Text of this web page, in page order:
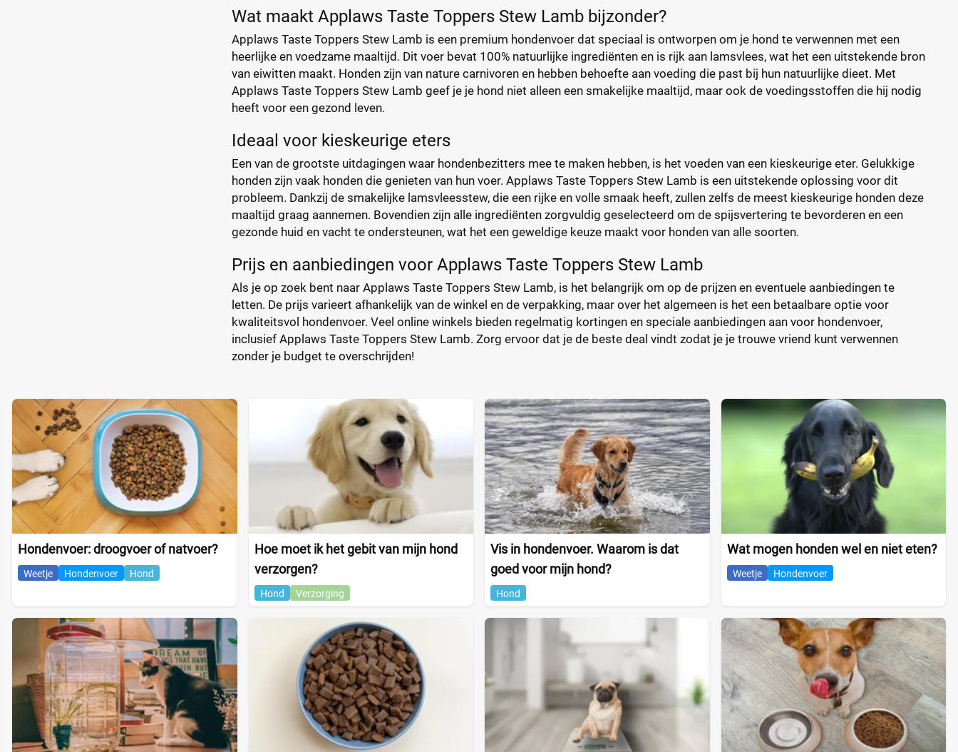
Wat maakt Applaws Taste Toppers Stew Lamb bijzonder?
Applaws Taste Toppers Stew Lamb is een premium hondenvoer dat speciaal is ontworpen om je hond te verwennen met een
heerlijke en voedzame maaltijd. Dit voer bevat 100% natuurlijke ingrediënten en is rijk aan lamsvlees, wat het een uitstekende bron
van eiwitten maakt. Honden zijn van nature carnivoren en hebben behoefte aan voeding die past bij hun natuurlijke dieet. Met
Applaws Taste Toppers Stew Lamb geef je je hond niet alleen een smakelijke maaltijd, maar ook de voedingsstoffen die hij nodig
heeft voor een gezond leven.
Ideaal voor kieskeurige eters
Een van de grootste uitdagingen waar hondenbezitters mee te maken hebben, is het voeden van een kieskeurige eter. Gelukkige
honden zijn vaak honden die genieten van hun voer. Applaws Taste Toppers Stew Lamb is een uitstekende oplossing voor dit
probleem. Dankzij de smakelijke lamsvleesstew, die een rijke en volle smaak heeft, zullen zelfs de meest kieskeurige honden deze
maaltijd graag aannemen. Bovendien zijn alle ingrediënten zorgvuldig geselecteerd om de spijsvertering te bevorderen en een
gezonde huid en vacht te ondersteunen, wat het een geweldige keuze maakt voor honden van alle soorten.
Prijs en aanbiedingen voor Applaws Taste Toppers Stew Lamb
Als je op zoek bent naar Applaws Taste Toppers Stew Lamb, is het belangrijk om op de prijzen en eventuele aanbiedingen te
letten. De prijs varieert afhankelijk van de winkel en de verpakking, maar over het algemeen is het een betaalbare optie voor
kwaliteitsvol hondenvoer. Veel online winkels bieden regelmatig kortingen en speciale aanbiedingen aan voor hondenvoer,
inclusief Applaws Taste Toppers Stew Lamb. Zorg ervoor dat je de beste deal vindt zodat je je trouwe vriend kunt verwennen
zonder je budget te overschrijden!
Hondenvoer: droogvoer of natvoer?
Weetje Hondenvoer Hond
Hoe moet ik het gebit van mijn hond
verzorgen?
Hond Verzorging
Vis in hondenvoer. Waarom is dat
goed voor mijn hond?
Hond
Wat mogen honden wel en niet eten?
Weetje Hondenvoer